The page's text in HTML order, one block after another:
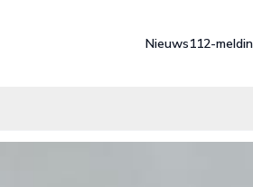
Nieuws112-